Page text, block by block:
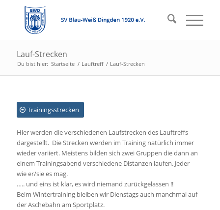
Lauf-Strecken
Du bist hier: Startseite / Lauftreff / Lauf-Strecken
Trainingsstrecken
Hier werden die verschiedenen Laufstrecken des Lauftreffs
dargestellt. Die Strecken werden im Training natürlich immer
wieder variiert. Meistens bilden sich zwei Gruppen die dann an
einem Trainingsabend verschiedene Distanzen laufen. Jeder
wie er/sie es mag.
….. und eins ist klar, es wird niemand zurückgelassen !!
Beim Wintertraining bleiben wir Dienstags auch manchmal auf
der Aschebahn am Sportplatz.